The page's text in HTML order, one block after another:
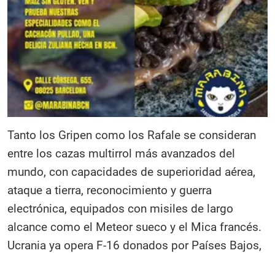
Tanto los Gripen como los Rafale se consideran
entre los cazas multirrol más avanzados del
mundo, con capacidades de superioridad aérea,
ataque a tierra, reconocimiento y guerra
electrónica, equipados con misiles de largo
alcance como el Meteor sueco y el Mica francés.
Ucrania ya opera F-16 donados por Países Bajos,